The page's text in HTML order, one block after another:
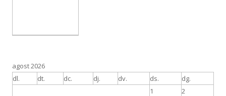
agost 2026
dl.
dt. dc. dj. dv. ds. dg.
1
2